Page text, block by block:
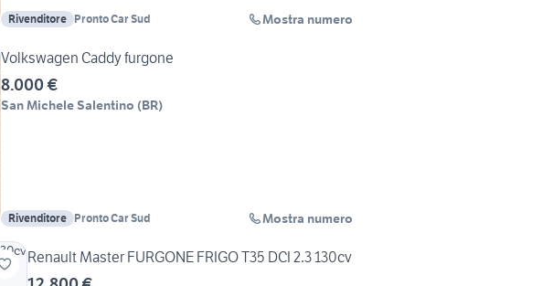
Rivenditore Pronto Car Sud Mostra numero
Volkswagen Caddy furgone
8.000 €
San Michele Salentino (BR)
Rivenditore Pronto Car Sud Mostra numero
Renault Master FURGONE FRIGO T35 DCI 2.3 130cv